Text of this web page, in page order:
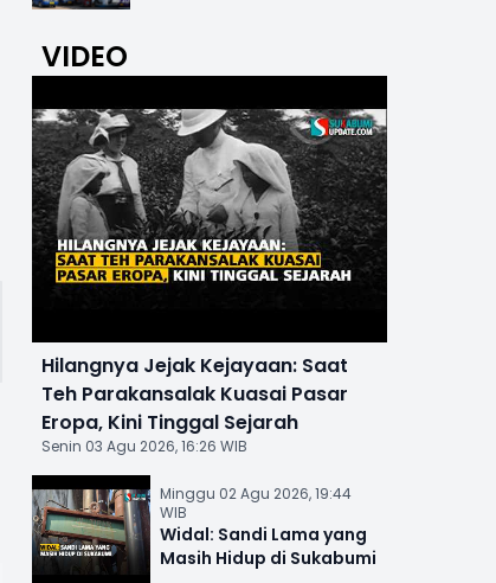
VIDEO
Hilangnya Jejak Kejayaan: Saat
Teh Parakansalak Kuasai Pasar
Eropa, Kini Tinggal Sejarah
Senin 03 Agu 2026, 16:26 WIB
Minggu 02 Agu 2026, 19:44
WIB
Widal: Sandi Lama yang
Masih Hidup di Sukabumi